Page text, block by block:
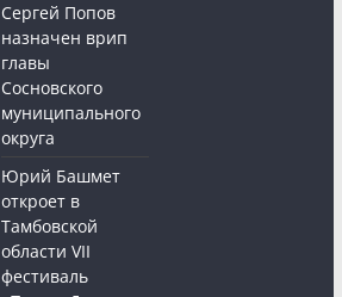
Сергей Попов
назначен врип
главы
Сосновского
муниципального
округа
Юрий Башмет
откроет в
Тамбовской
области VII
фестиваль